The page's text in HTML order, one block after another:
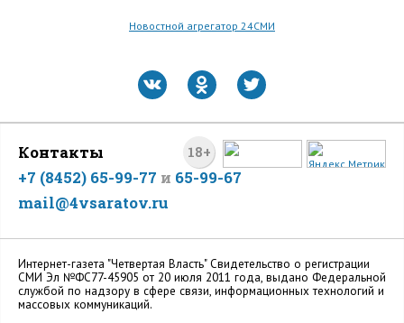
Новостной агрегатор 24СМИ
18+
Контакты
+7 (8452) 65-99-77 и 65-99-67
mail@4vsaratov.ru
Интернет-газета "Четвертая Власть" Cвидетельство о регистрации
СМИ Эл №ФС77-45905 от 20 июля 2011 года, выдано Федеральной
службой по надзору в сфере связи, информационных технологий и
массовых коммуникаций.